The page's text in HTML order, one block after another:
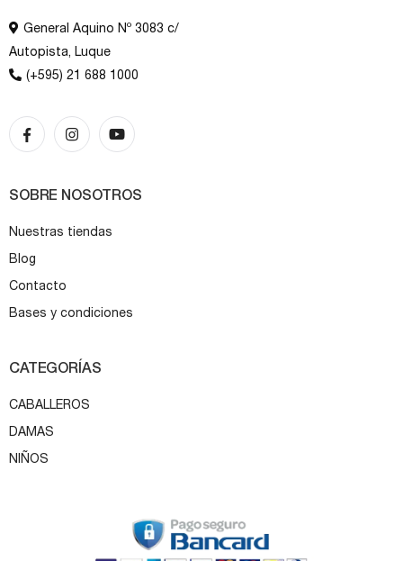
General Aquino Nº 3083 c/
Autopista, Luque
(+595) 21 688 1000
SOBRE NOSOTROS
Nuestras tiendas
Blog
Contacto
Bases y condiciones
CATEGORÍAS
CABALLEROS
DAMAS
NIÑOS